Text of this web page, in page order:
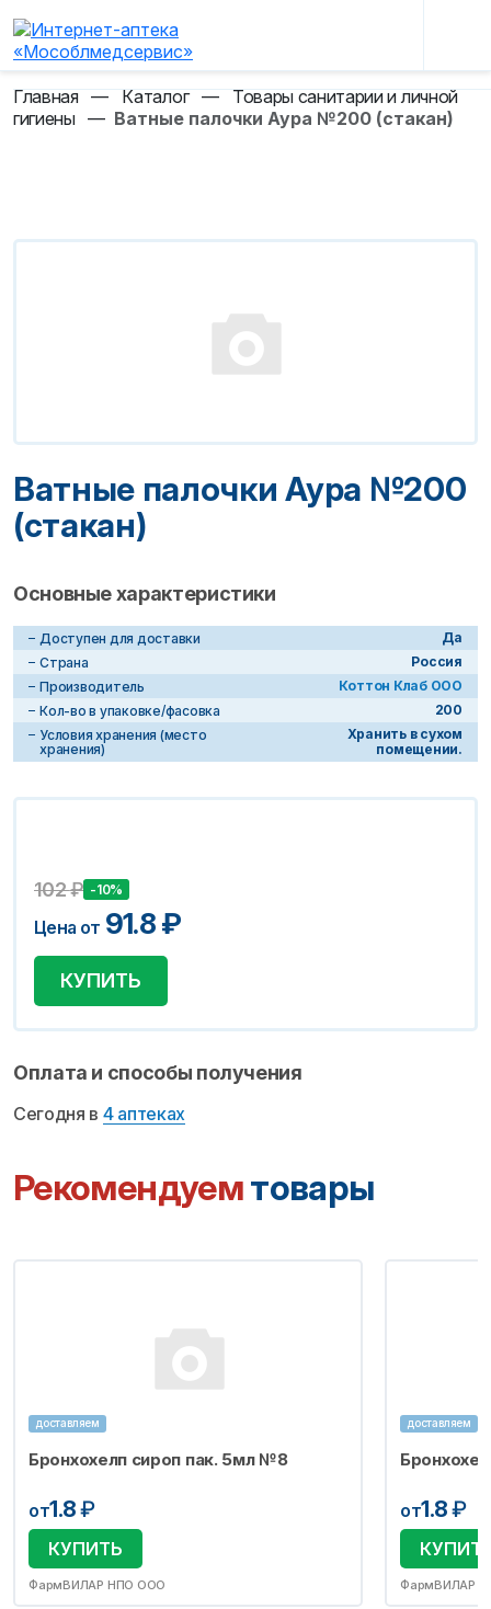
Главная — Каталог — Товары санитарии и личной
гигиены — Ватные палочки Аура №200 (стакан)
Ватные палочки Аура №200
(стакан)
Основные характеристики
Доступен для доставки
Да
Страна
Россия
Производитель
Коттон Клаб ООО
Кол-во в упаковке/фасовка
200
Условия хранения (место
хранения)
Хранить в сухом
помещении.
102₽ -10%
Цена от 91.8₽
КУПИТЬ
Оплата и способы получения
Сегодня в 4 аптеках
Рекомендуемтовары
доставляем
Бронхохелп сироп пак. 5мл №8
от1.8₽
КУПИТЬ
ФармВИЛАР НПО ООО
доставляем
от1.8₽
ФармВИЛАР